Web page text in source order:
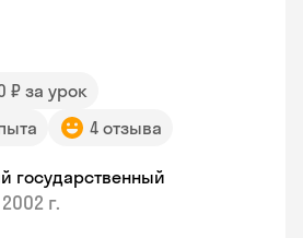
₽ за урок
4 отзыва
государственный
2002 г.